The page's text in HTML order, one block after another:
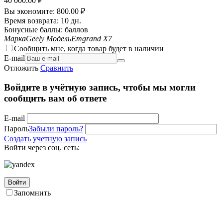
Вы экономите: 800.00 ₽
Время возврата: 10 дн.
Бонусные баллы: баллов
МаркаGeely МодельEmgrand X7
Сообщить мне, когда товар будет в наличии
E-mail
Отложить Сравнить
Войдите в учётную запись, чтобы мы могли
сообщить вам об ответе
E-mail
ПарольЗабыли пароль?
Создать учетную запись
Войти через соц. сеть:
Войти
Запомнить